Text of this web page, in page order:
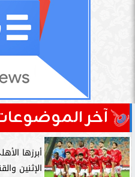
آخر
أبرزها
الإثنين